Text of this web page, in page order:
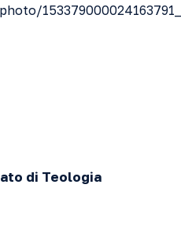
di Teologia